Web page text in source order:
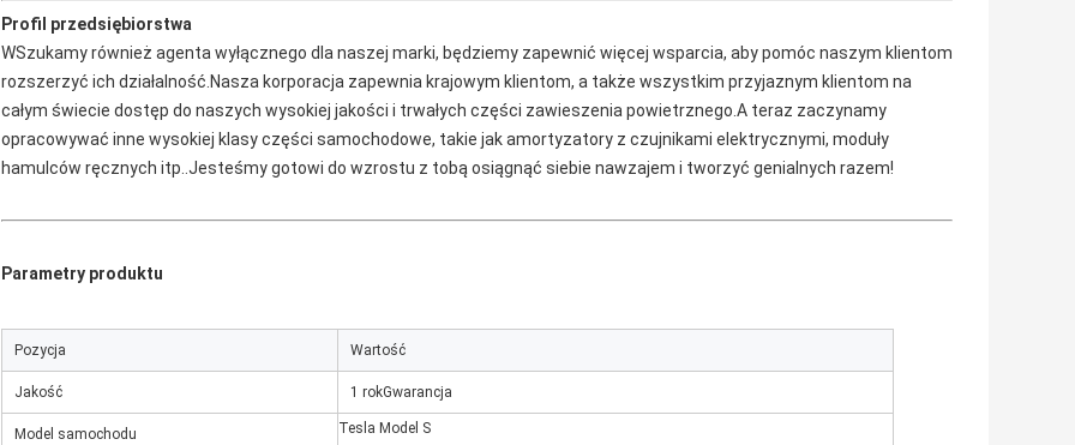
Profil przedsiębiorstwa
WSzukamy również agenta wyłącznego dla naszej marki, będziemy zapewnić więcej wsparcia, aby pomóc naszym klientom
rozszerzyć ich działalność.Nasza korporacja zapewnia krajowym klientom, a także wszystkim przyjaznym klientom na
całym świecie dostęp do naszych wysokiej jakości i trwałych części zawieszenia powietrznego.A teraz zaczynamy
opracowywać inne wysokiej klasy części samochodowe, takie jak amortyzatory z czujnikami elektrycznymi, moduły
hamulców ręcznych itp..Jesteśmy gotowi do wzrostu z tobą osiągnąć siebie nawzajem i tworzyć genialnych razem!
Parametry produktu
Pozycja Wartość
Jakość 1 rokGwarancja
Model samochodu Tesla Model S